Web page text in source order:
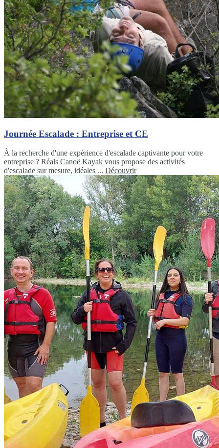
Journée Escalade : Entreprise et CE
À la recherche d'une expérience d'escalade captivante pour votre
entreprise ? Réals Canoë Kayak vous propose des activités
d'escalade sur mesure, idéales ... Découvrir